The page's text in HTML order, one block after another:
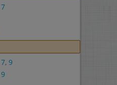
7
7, 9
9